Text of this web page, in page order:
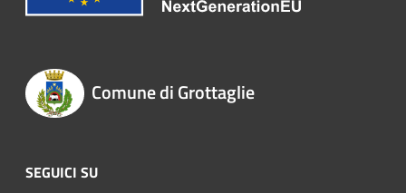
Comune di Grottaglie
SEGUICI SU